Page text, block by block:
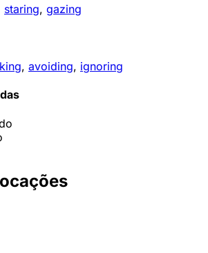
staring, gazing
, avoiding, ignoring